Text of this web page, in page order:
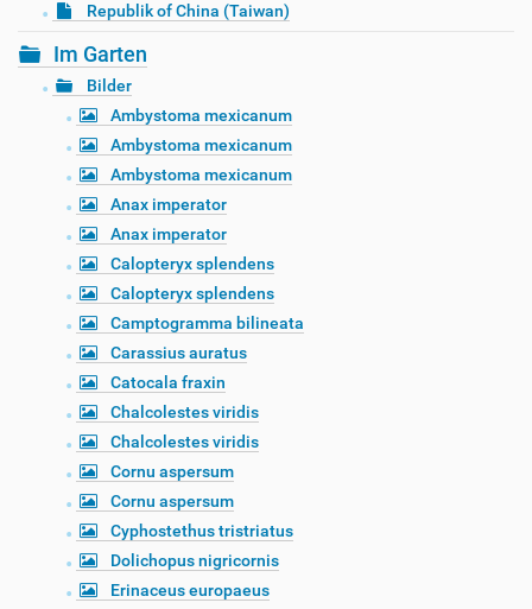
Republik of China (Taiwan)
Im Garten
Bilder
Ambystoma mexicanum
Ambystoma mexicanum
Ambystoma mexicanum
Anax imperator
Anax imperator
Calopteryx splendens
Calopteryx splendens
Camptogramma bilineata
Carassius auratus
Catocala fraxin
Chalcolestes viridis
Chalcolestes viridis
Cornu aspersum
Cornu aspersum
Cyphostethus tristriatus
Dolichopus nigricornis
Erinaceus europaeus